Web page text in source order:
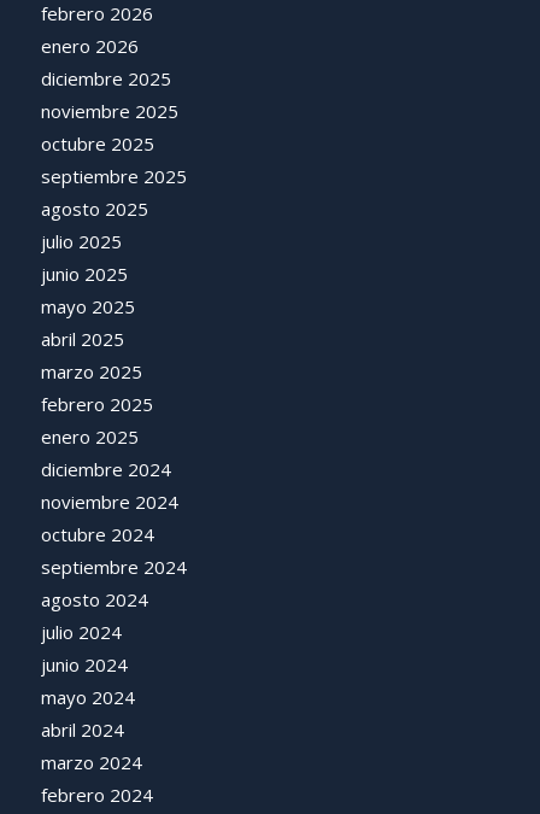
febrero 2026
enero 2026
diciembre 2025
noviembre 2025
octubre 2025
septiembre 2025
agosto 2025
julio 2025
junio 2025
mayo 2025
abril 2025
marzo 2025
febrero 2025
enero 2025
diciembre 2024
noviembre 2024
octubre 2024
septiembre 2024
agosto 2024
julio 2024
junio 2024
mayo 2024
abril 2024
marzo 2024
febrero 2024